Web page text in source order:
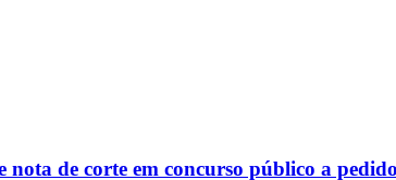
nota de corte em concurso público a